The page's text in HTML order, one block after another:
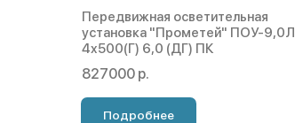
Передвижная осветительная
установка "Прометей" ПОУ-9,0Л
4х500(Г) 6,0 (ДГ) ПК
827000 р.
Подробнее